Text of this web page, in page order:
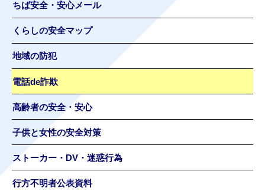
ちば安全・安心メール
くらしの安全マップ
地域の防犯
電話de詐欺
高齢者の安全・安心
子供と女性の安全対策
ストーカー・DV・迷惑行為
行方不明者公表資料